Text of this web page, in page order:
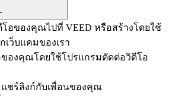
อของคุณไปที่ VEED หรือสร้างโดยใช้
เว็บแคมของเรา
องคุณโดยใช้โปรแกรมตัดต่อวิดีโอ
แชร์ลิงก์กับเพื่อนของคุณ